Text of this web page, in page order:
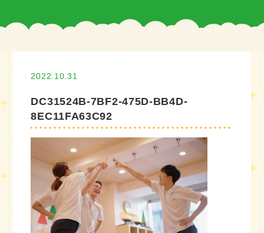
2022.10.31
DC31524B-7BF2-475D-BB4D-
8EC11FA63C92